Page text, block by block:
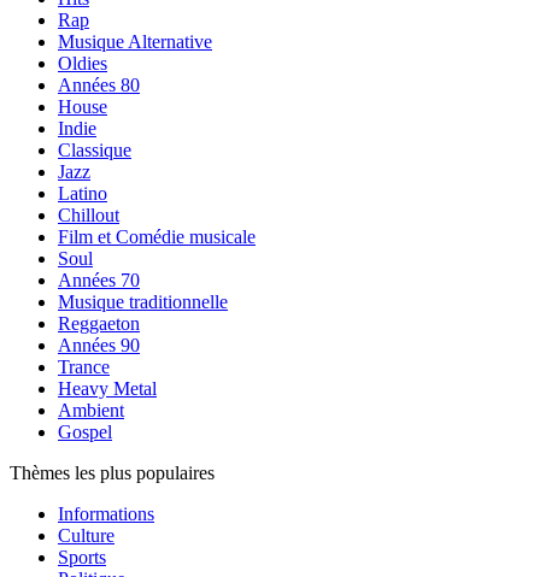
Rap
Musique Alternative
Oldies
Années 80
House
Indie
Classique
Jazz
Latino
Chillout
Film et Comédie musicale
Soul
Années 70
Musique traditionnelle
Reggaeton
Années 90
Trance
Heavy Metal
Ambient
Gospel
Thèmes les plus populaires
Informations
Culture
Sports